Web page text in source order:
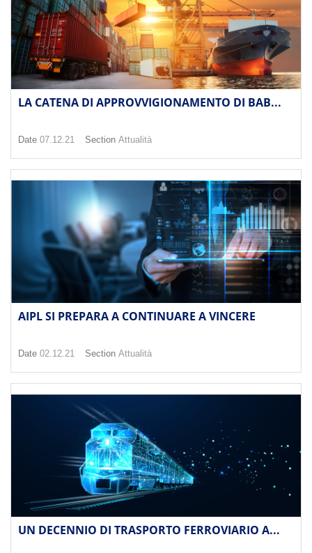
LA CATENA DI APPROVVIGIONAMENTO DI BAB...
Date 07.12.21 Section Attualità
AIPL SI PREPARA A CONTINUARE A VINCERE
Date 02.12.21 Section Attualità
UN DECENNIO DI TRASPORTO FERROVIARIO A...